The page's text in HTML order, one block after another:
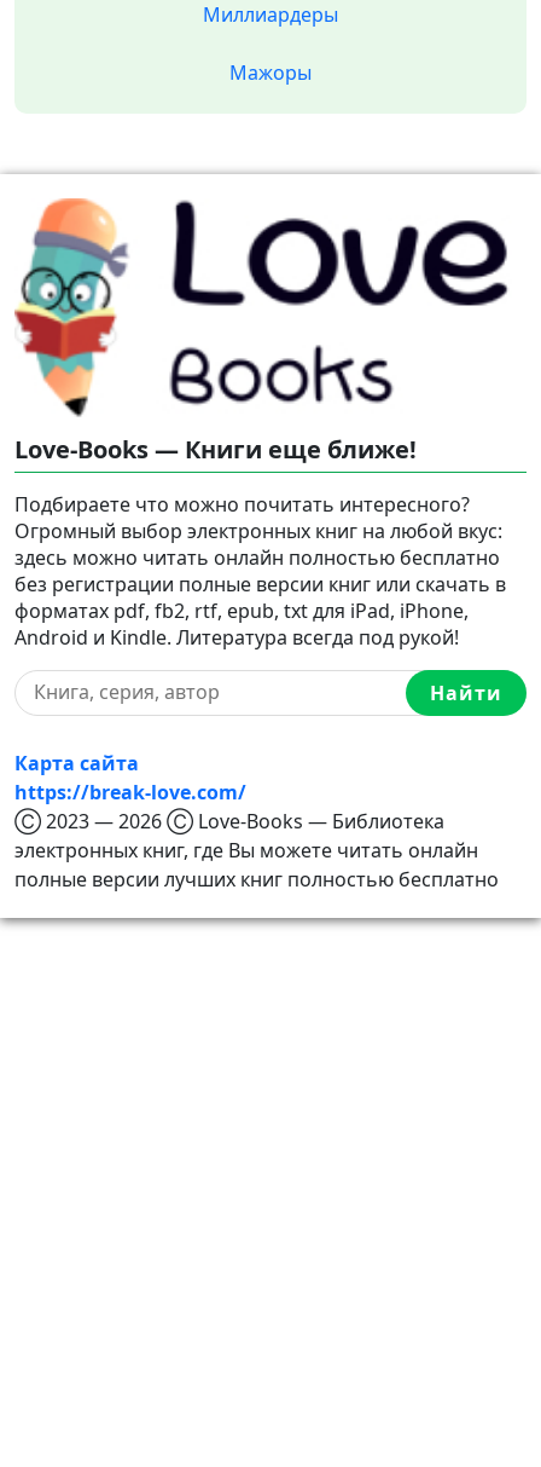
Миллиардеры
Мажоры
Love-Books — Книги еще ближе!
Подбираете что можно почитать интересного?
Огромный выбор электронных книг на любой вкус:
здесь можно читать онлайн полностью бесплатно
без регистрации полные версии книг или скачать в
форматах pdf, fb2, rtf, epub, txt для iPad, iPhone,
Android и Kindle. Литература всегда под рукой!
Найти
Карта сайта
https://break-love.com/
Ⓒ 2023 — 2026 Ⓒ Love-Books — Библиотека
электронных книг, где Вы можете читать онлайн
полные версии лучших книг полностью бесплатно